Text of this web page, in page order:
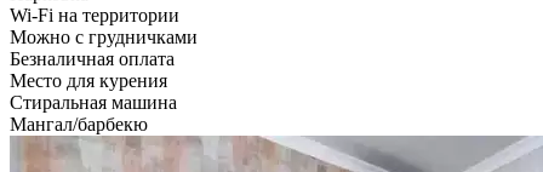
Wi-Fi на территории
Можно с грудничками
Безналичная оплата
Место для курения
Стиральная машина
Мангал/барбекю